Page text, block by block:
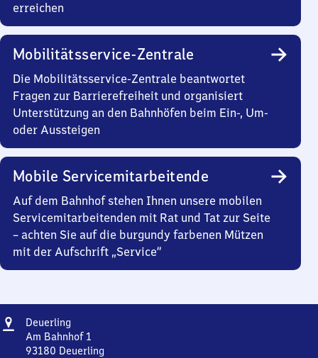
erreichen
Mobilitätsservice-Zentrale
Die Mobilitätsservice-Zentrale beantwortet
Fragen zur Barrierefreiheit und organisiert
Unterstützung an den Bahnhöfen beim Ein-, Um-
oder Aussteigen
Mobile Servicemitarbeitende
Auf dem Bahnhof stehen Ihnen unsere mobilen
Servicemitarbeitenden mit Rat und Tat zur Seite
– achten Sie auf die burgundy farbenen Mützen
mit der Aufschrift „Service“
Adresse
Deuerling
Am Bahnhof 1
93180 Deuerling